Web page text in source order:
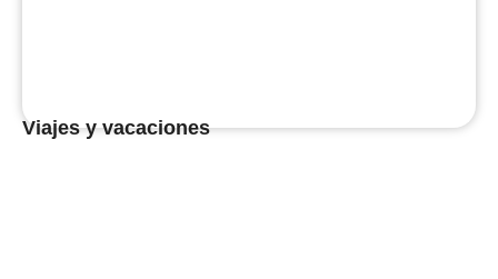
Viajes y vacaciones